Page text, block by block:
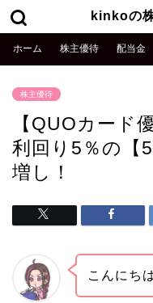
kinkoの
ホーム 株主優待 配当金
株主優待
【QUOカード
利回り5％の【
増し！
こんにち